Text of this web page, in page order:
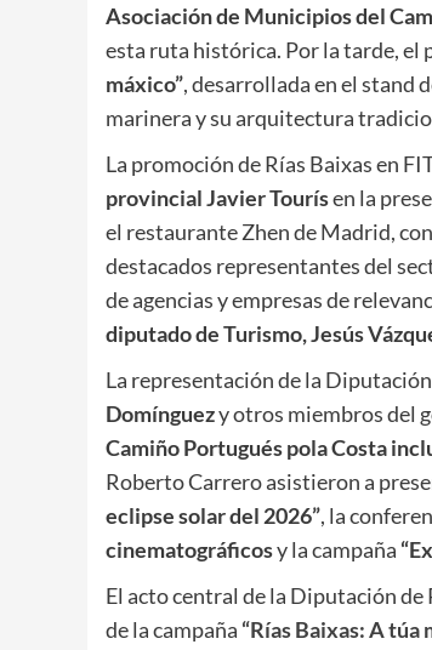
Asociación de Municipios del
esta ruta histórica. Por la tarde, el
máxico”, desarrollada en el stand
marinera y su arquitectura
La promoción de Rías Baixas en
provincial Javier Tourísen la
el restaurante Zhen de Madrid,
destacados representantes del
de agencias y empresas de
diputado de Turismo, Jesús
La representación de la
Domínguezy otros miembros del
Camiño Portugués pola Costa
Roberto Carrero asistieron a
eclipse solar del 2026”, la
cinematográficosy la campaña
El acto central de la Diputación
de la campaña “Rías Baixas: A túa